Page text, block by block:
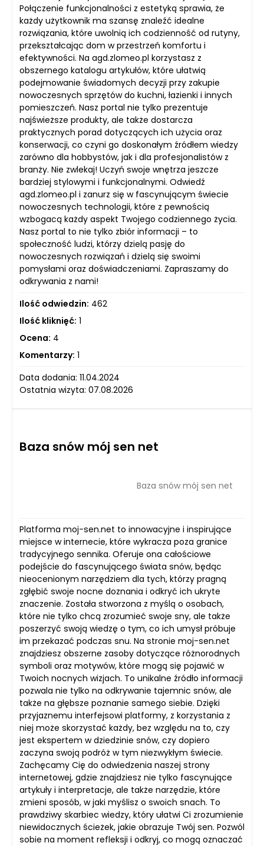
Połączenie funkcjonalności z estetyką sprawia, że
każdy użytkownik ma szansę znaleźć idealne
rozwiązania, które uwolnią ich codzienność od rutyny,
przekształcając dom w przestrzeń komfortu i
efektywności. Na agd.zlomeo.pl korzystasz z
obszernego katalogu artykułów, które ułatwią
podejmowanie świadomych decyzji przy zakupie
nowoczesnych sprzętów do kuchni, łazienki i innych
pomieszczeń. Nasz portal nie tylko prezentuje
najświeższe produkty, ale także dostarcza
praktycznych porad dotyczących ich użycia oraz
konserwacji, co czyni go doskonałym źródłem wiedzy
zarówno dla hobbystów, jak i dla profesjonalistów z
branży. Nie zwlekaj! Uczyń swoje wnętrza jeszcze
bardziej stylowymi i funkcjonalnymi. Odwiedź
agd.zlomeo.pl i zanurz się w fascynującym świecie
nowoczesnych technologii, które z pewnością
wzbogacą każdy aspekt Twojego codziennego życia.
Nasz portal to nie tylko zbiór informacji – to
społeczność ludzi, którzy dzielą pasję do
nowoczesnych rozwiązań i dzielą się swoimi
pomysłami oraz doświadczeniami. Zapraszamy do
odkrywania z nami!
Ilość odwiedzin: 462
Ilość kliknięć: 1
Ocena: 4
Komentarzy: 1
Data dodania: 11.04.2024
Ostatnia wizyta: 07.08.2026
Baza snów mój sen net
Baza snów mój sen net
Platforma moj-sen.net to innowacyjne i inspirujące
miejsce w internecie, które wykracza poza granice
tradycyjnego sennika. Oferuje ona całościowe
podejście do fascynującego świata snów, będąc
nieocenionym narzędziem dla tych, którzy pragną
zgłębić swoje nocne doznania i odkryć ich ukryte
znaczenie. Została stworzona z myślą o osobach,
które nie tylko chcą zrozumieć swoje sny, ale także
poszerzyć swoją wiedzę o tym, co ich umysł próbuje
im przekazać podczas snu. Na stronie moj-sen.net
znajdziesz obszerne zasoby dotyczące różnorodnych
symboli oraz motywów, które mogą się pojawić w
Twoich nocnych wizjach. To unikalne źródło informacji
pozwala nie tylko na odkrywanie tajemnic snów, ale
także na głębsze poznanie samego siebie. Dzięki
przyjaznemu interfejsowi platformy, z korzystania z
niej może skorzystać każdy, bez względu na to, czy
jest ekspertem w dziedzinie snów, czy dopiero
zaczyna swoją podróż w tym niezwykłym świecie.
Zachęcamy Cię do odwiedzenia naszej strony
internetowej, gdzie znajdziesz nie tylko fascynujące
artykuły i interpretacje, ale także narzędzie, które
zmieni sposób, w jaki myślisz o swoich snach. To
prawdziwy skarbiec wiedzy, który ułatwi Ci zrozumienie
niewidocznych ścieżek, jakie obrazuje Twój sen. Pozwól
sobie na moment refleksji i odkryj, co mogą oznaczać